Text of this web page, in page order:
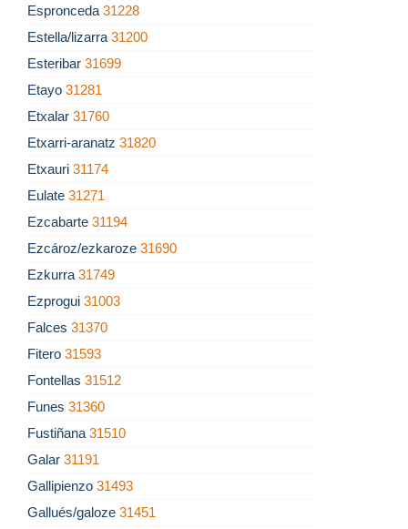
Espronceda 31228
Estella/lizarra 31200
Esteribar 31699
Etayo 31281
Etxalar 31760
Etxarri-aranatz 31820
Etxauri 31174
Eulate 31271
Ezcabarte 31194
Ezcároz/ezkaroze 31690
Ezkurra 31749
Ezprogui 31003
Falces 31370
Fitero 31593
Fontellas 31512
Funes 31360
Fustiñana 31510
Galar 31191
Gallipienzo 31493
Gallués/galoze 31451